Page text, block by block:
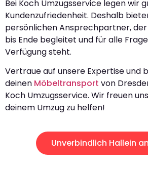
Bei Koch Umzugsservice legen wir
Kundenzufriedenheit. Deshalb
persönlichen Ansprechpartner,
bis Ende begleitet und für alle
Verfügung steht.
Vertraue auf unsere Expertise und
deinen Möbeltransport von
Koch Umzugsservice. Wir freuen
deinem Umzug zu helfen!
Unverbindlich Hallein